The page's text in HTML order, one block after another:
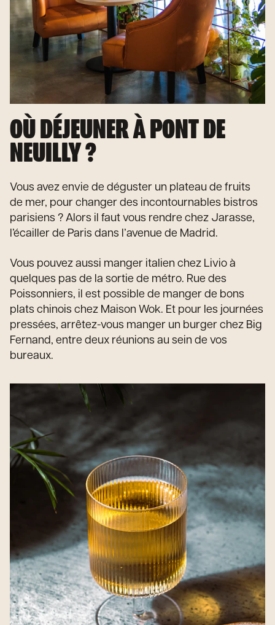
OÙ DÉJEUNER À PONT DE
NEUILLY ?
Vous avez envie de déguster un plateau de fruits
de mer, pour changer des incontournables bistros
parisiens ? Alors il faut vous rendre chez Jarasse,
l’écailler de Paris dans l’avenue de Madrid.
Vous pouvez aussi manger italien chez Livio à
quelques pas de la sortie de métro. Rue des
Poissonniers, il est possible de manger de bons
plats chinois chez Maison Wok. Et pour les journées
pressées, arrêtez-vous manger un burger chez Big
Fernand, entre deux réunions au sein de vos
bureaux.